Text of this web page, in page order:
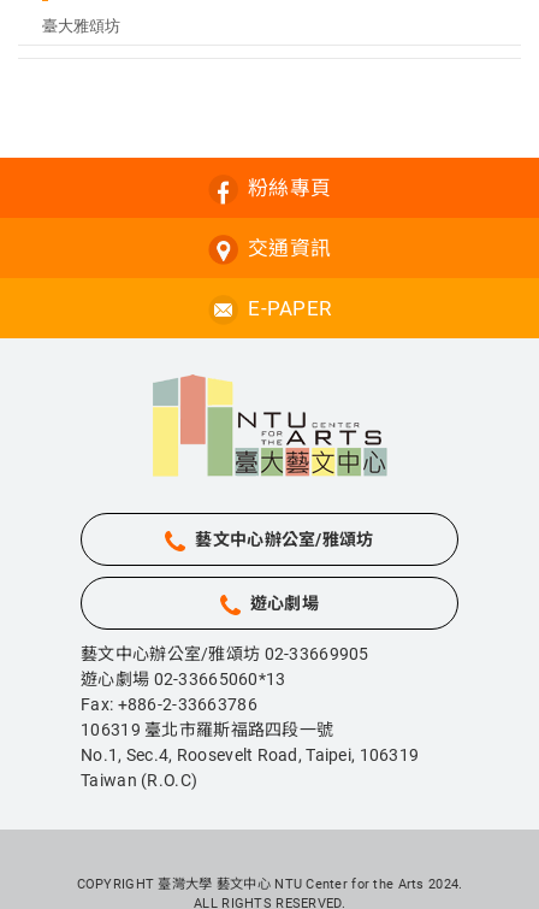
臺大雅頌坊
粉絲專頁
交通資訊
E-PAPER
藝文中心辦公室/雅頌坊
遊心劇場
藝文中心辦公室/雅頌坊 02-33669905
遊心劇場 02-33665060*13
Fax: +886-2-33663786
106319 臺北市羅斯福路四段一號
No.1, Sec.4, Roosevelt Road, Taipei, 106319
Taiwan (R.O.C)
COPYRIGHT 臺灣大學 藝文中心 NTU Center for the Arts 2024.